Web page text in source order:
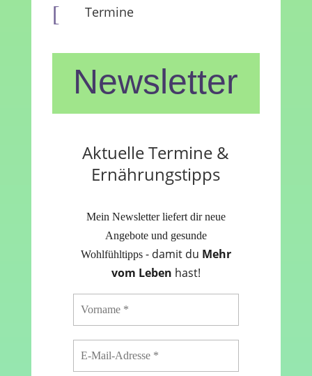
[ Termine
Newsletter
Aktuelle Termine &
Ernährungstipps
Mein Newsletter liefert dir neue
Angebote und gesunde
Wohlfühltipps- damit du Mehr
vom Leben hast!